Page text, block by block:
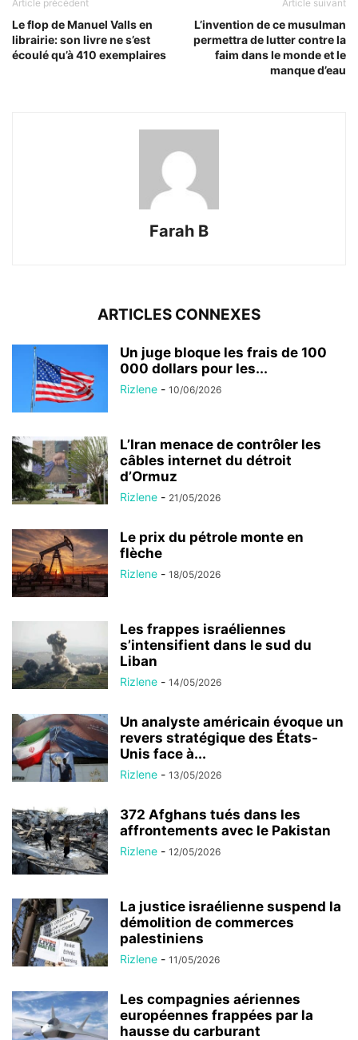
Article précédent
Le flop de Manuel Valls en
librairie: son livre ne s’est
écoulé qu’à 410 exemplaires
Article suivant
L’invention de ce musulman
permettra de lutter contre la
faim dans le monde et le
manque d’eau
Farah B
ARTICLES CONNEXES
Un juge bloque les frais de 100
000 dollars pour les...
Rizlene - 10/06/2026
L’Iran menace de contrôler les
câbles internet du détroit
d’Ormuz
Rizlene - 21/05/2026
Le prix du pétrole monte en
flèche
Rizlene - 18/05/2026
Les frappes israéliennes
s’intensifient dans le sud du
Liban
Rizlene - 14/05/2026
Un analyste américain évoque un
revers stratégique des États-
Unis face à...
Rizlene - 13/05/2026
372 Afghans tués dans les
affrontements avec le Pakistan
Rizlene - 12/05/2026
La justice israélienne suspend la
démolition de commerces
palestiniens
Rizlene - 11/05/2026
Les compagnies aériennes
européennes frappées par la
hausse du carburant